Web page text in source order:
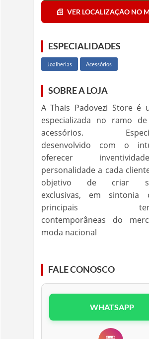
VER LOCALIZAÇÃO NO
ESPECIALIDADES
Joalherias Acessórios
SOBRE A LOJA
A Thais Padovezi Store é
especializada no ramo
acessórios.
desenvolvido com o
oferecer
personalidade a cada
objetivo de criar
exclusivas, em sintonia
principais
contemporâneas do
moda nacional
FALE CONOSCO
WHATSAPP